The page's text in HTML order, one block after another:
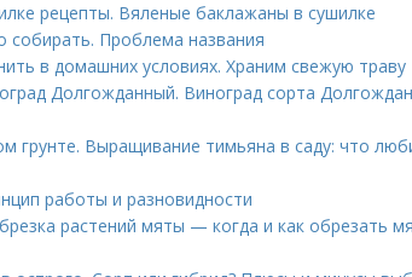
рецепты. Вяленые баклажаны в сушилке
собирать. Проблема названия
в домашних условиях. Храним свежую траву
Долгожданный. Виноград сорта
грунте. Выращивание тимьяна в саду: что
работы и разновидности
растений мяты — когда и как обрезать